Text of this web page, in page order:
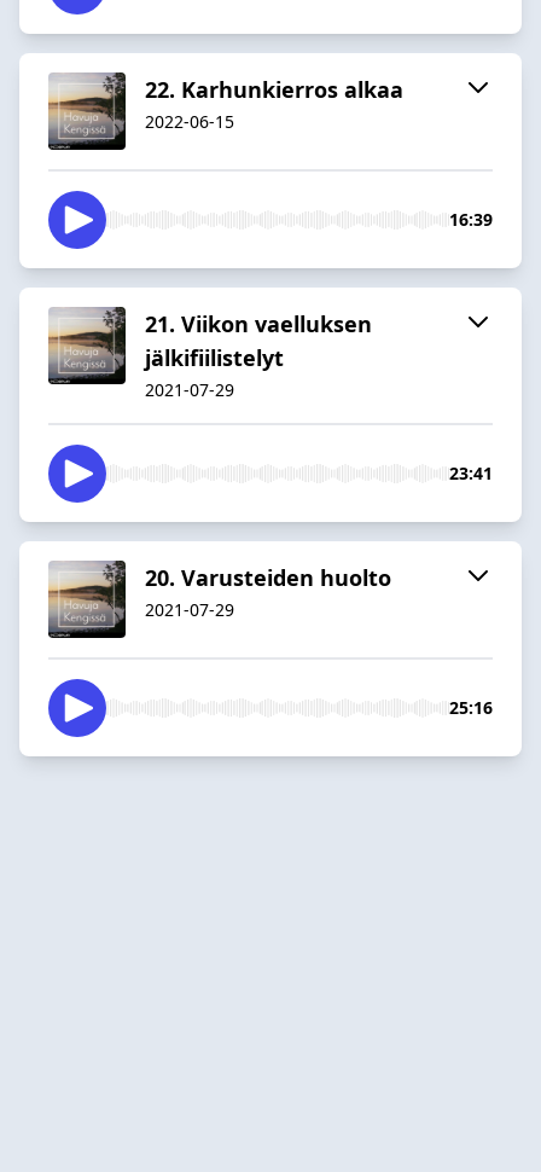
22. Karhunkierros alkaa
2022-06-15
16:39
21. Viikon vaelluksen
jälkifiilistelyt
2021-07-29
23:41
20. Varusteiden huolto
2021-07-29
25:16